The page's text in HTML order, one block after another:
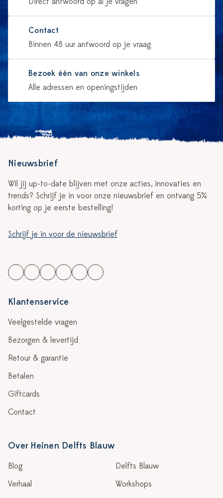
Contact
Binnen 48 uur antwoord op je vraag
Bezoek één van onze winkels
Alle adressen en openingstijden
Nieuwsbrief
Wil jij up-to-date blijven met onze acties, innovaties en
trends? Schrijf je in voor onze nieuwsbrief en ontvang 5%
korting op je eerste bestelling!
Schrijf je in voor de nieuwsbrief
Klantenservice
Veelgestelde vragen
Bezorgen & levertijd
Retour & garantie
Betalen
Giftcards
Contact
Over Heinen Delfts Blauw
Blog
Verhaal
Delfts Blauw
Workshops